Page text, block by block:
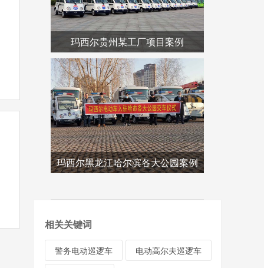
玛西尔贵州某工厂项目案例
玛西尔黑龙江哈尔滨各大公园案例
相关关键词
警务电动巡逻车 电动高尔夫巡逻车